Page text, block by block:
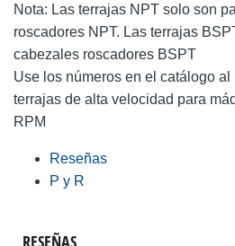
Nota: Las terrajas NPT solo son
roscadores NPT. Las terrajas
cabezales roscadores BSPT
Use los números en el catálogo
terrajas de alta velocidad para
RPM
Reseñas
P y R